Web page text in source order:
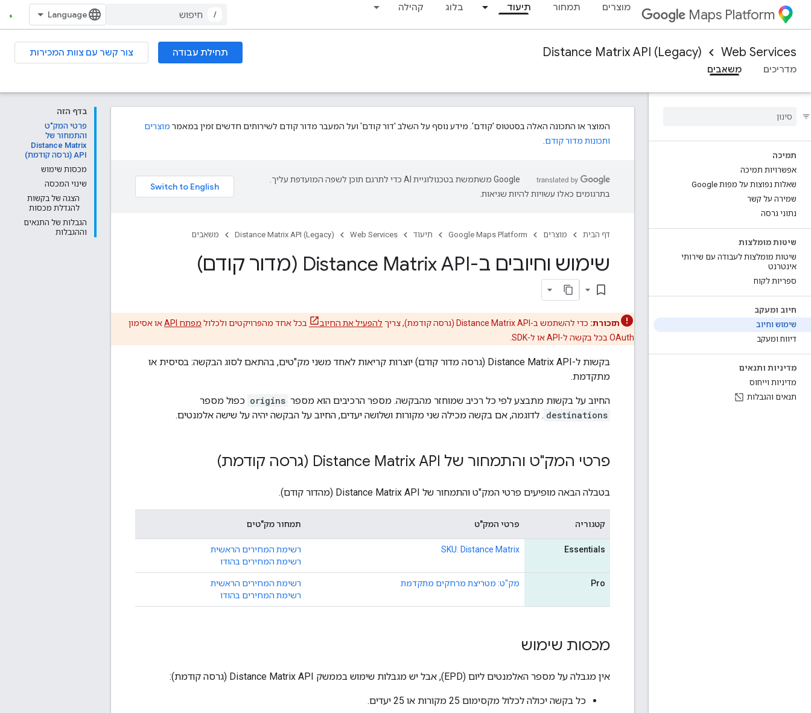
Maps Platform מוצרים תמחור תיעוד בלוג קהילה
/
Web Services
Distance Matrix API (Legacy) תחילת עבודה
צור קשר עם צוות המכירות
מדריכים
משאבים
תמיכה
אפשרויות תמיכה
שאלות נפוצות על מפות Google
שמירה על קשר
נתוני גרסה
שיטות מומלצות
שיטות מומלצות לעבודה עם שירותי
אינטרנט
ספריות לקוח
חיוב ומעקב
שימוש וחיוב
דיווח ומעקב
מדיניות ותנאים
מדיניות וייחוס
תנאים והגבלות
בדף הזה
פרטי המק"ט
והתמחור של
Distance Matrix
API (גרסה קודמת)
מכסות שימוש
שינוי המכסה
הצגה של בקשות
להגדלת מכסות
הגבלות של התנאים
וההגבלות
המוצר או התכונה האלה בסטטוס 'קודם'. מידע נוסף על השלב 'דור קודם' ועל המעבר מדור קודם לשירותים חדשים זמין במאמר מוצרים
ותכונות מדור קודם
‫Google משתמשת בטכנולוגיית AI כדי לתרגם תוכן לשפה המועדפת עליך.
בתרגומים כאלו עשויות להיות שגיאות.
דף הבית מוצרים Google Maps Platform תיעוד Web Services
Distance Matrix API (Legacy) משאבים
שימוש וחיובים ב-Distance Matrix API (מדור קודם)
bookmark_border
תזכורת: כדי להשתמש ב-Distance Matrix API (גרסה קודמת), צריך להפעיל את החיוב בכל אחד מהפרויקטים ולכלול מפתח API
או אסימון
OAuth בכל בקשה ל-API או ל-SDK.
בקשות ל-Distance Matrix API (גרסה מדור קודם) יוצרות קריאות לאחד משני מק"טים, בהתאם לסוג הבקשה: בסיסית או
מתקדמת.
החיוב על בקשות מתבצע לפי כל רכיב שמוחזר מהבקשה. מספר הרכיבים הוא מספר origins כפול מספר
destinations . לדוגמה, אם בקשה מכילה שני מקורות ושלושה יעדים, החיוב על הבקשה יהיה על שישה אלמנטים.
פרטי המק"ט והתמחור של Distance Matrix API (גרסה קודמת)
בטבלה הבאה מופיעים פרטי המק"ט והתמחור של Distance Matrix API (מהדור קודם).
קטגוריה פרטי המק"ט תמחור מק"טים
Essentials
SKU: Distance Matrix
רשימת המחירים הראשית
רשימת המחירים בהודו
Pro מק"ט: מטריצת מרחקים מתקדמת
רשימת המחירים הראשית
רשימת המחירים בהודו
מכסות שימוש
אין מגבלה על מספר האלמנטים ליום (EPD), אבל יש מגבלות שימוש בממשק Distance Matrix API (גרסה קודמת):
כל בקשה יכולה לכלול מקסימום 25 מקורות או 25 יעדים.